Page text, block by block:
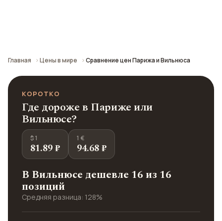
Главная Цены в мире Сравнение цен Парижа и Вильнюса
КОРОТКО
Где дороже в Париже или
Вильнюсе?
$ 1
81.89 ₽
1 €
94.68 ₽
В Вильнюсе дешевле 16 из 16
позиций
Средняя разница: 128%